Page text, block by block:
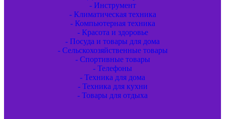
- Инструмент
- Климатическая техника
- Компьютерная техника
- Красота и здоровье
- Посуда и товары для дома
- Сельскохозяйственные товары
- Спортивные товары
- Телефоны
- Техника для дома
- Техника для кухни
- Товары для отдыха